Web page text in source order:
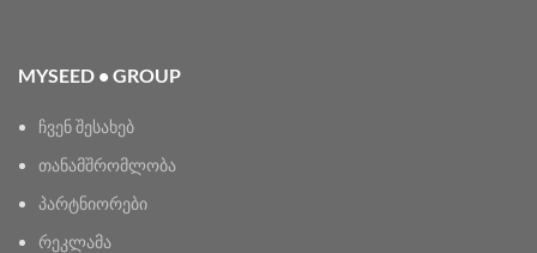
MYSEED • GROUP
ჩვენ შესახებ
თანამშრომლობა
პარტნიორები
რეკლამა